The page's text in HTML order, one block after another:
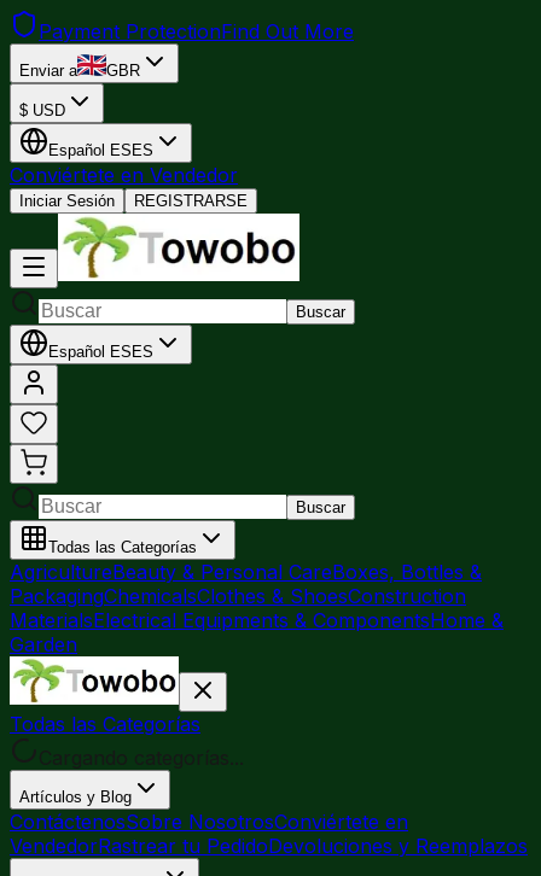
Payment ProtectionFind Out More
Enviar a GBR
$ USD
Español ES ES
Conviértete en Vendedor
Iniciar Sesión REGISTRARSE
Buscar
Español ES ES
Buscar
Todas las Categorías
AgricultureBeauty & Personal CareBoxes, Bottles &
PackagingChemicalsClothes & ShoesConstruction
MaterialsElectrical Equipments & ComponentsHome &
Garden
Todas las Categorías
Cargando categorías...
Artículos y Blog
ContáctenosSobre NosotrosConviértete en
VendedorRastrear tu PedidoDevoluciones y Reemplazos